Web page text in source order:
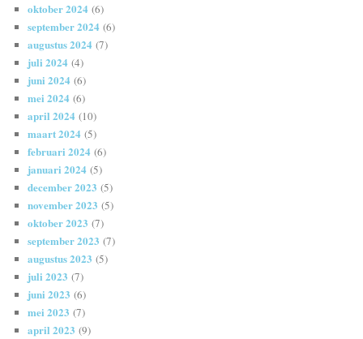
oktober 2024 (6)
september 2024 (6)
augustus 2024 (7)
juli 2024 (4)
juni 2024 (6)
mei 2024 (6)
april 2024 (10)
maart 2024 (5)
februari 2024 (6)
januari 2024 (5)
december 2023 (5)
november 2023 (5)
oktober 2023 (7)
september 2023 (7)
augustus 2023 (5)
juli 2023 (7)
juni 2023 (6)
mei 2023 (7)
april 2023 (9)